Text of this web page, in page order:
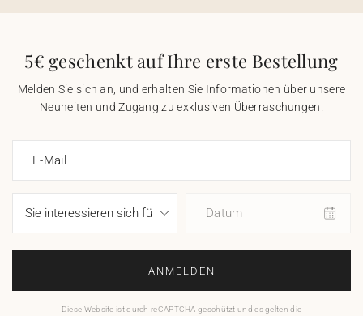
5€ geschenkt auf Ihre erste Bestellung
Melden Sie sich an, und erhalten Sie Informationen über unsere
Neuheiten und Zugang zu exklusiven Überraschungen.
E-Mail
Datum
ANMELDEN
Diese Website ist durch reCAPTCHA geschützt und es gelten die